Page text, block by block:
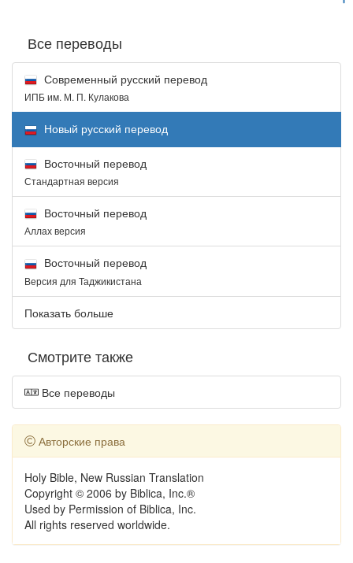
Все переводы
Современный русский перевод
ИПБ им. М. П. Кулакова
Новый русский перевод
Восточный перевод
Стандартная версия
Восточный перевод
Аллах версия
Восточный перевод
Версия для Таджикистана
Показать больше
Смотрите также
Все переводы
Авторские права
Holy Bible, New Russian Translation
Copyright © 2006 by Biblica, Inc.®
Used by Permission of Biblica, Inc.
All rights reserved worldwide.